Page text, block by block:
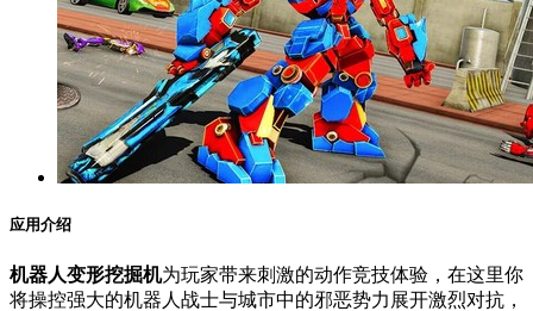
应用介绍
机器人变形挖掘机为玩家带来刺激的动作竞技体验，在这里你
将操控强大的机器人战士与城市中的邪恶势力展开激烈对抗，